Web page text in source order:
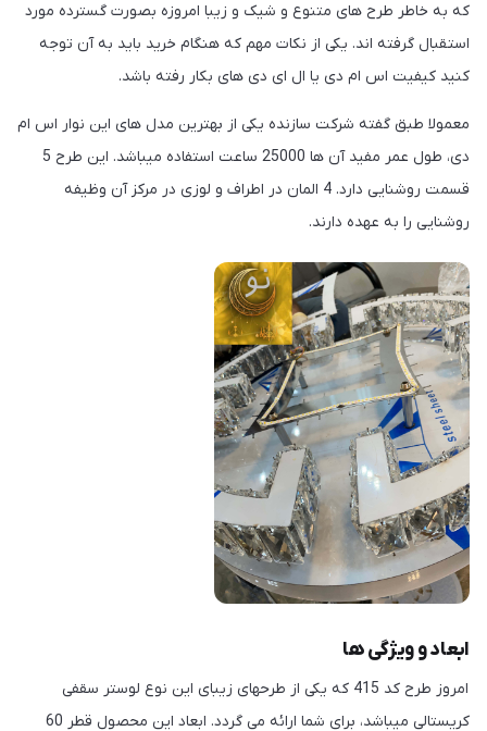
که به خاطر طرح های متنوع و شیک و زیبا امروزه بصورت گسترده مورد
استقبال گرفته اند. یکی از نکات مهم که هنگام خرید باید به آن توجه
کنید کیفیت اس ام دی یا ال ای دی های بکار رفته باشد.
معمولا طبق گفته شرکت سازنده یکی از بهترین مدل های این نوار اس ام
دی، طول عمر مفید آن ها 25000 ساعت استفاده میباشد. این طرح 5
قسمت روشنایی دارد. 4 المان در اطراف و لوزی در مرکز آن وظیفه
روشنایی را به عهده دارند.
ابعاد و ویژگی ها
امروز طرح کد 415 که یکی از طرحهای زیبای این نوع لوستر سقفی
کریستالی میباشد، برای شما ارائه می گردد. ابعاد این محصول قطر 60